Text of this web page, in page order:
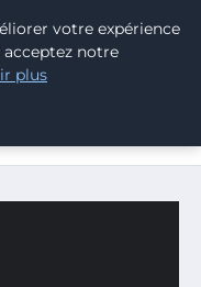
: UNE
votre expérience
notre
plus